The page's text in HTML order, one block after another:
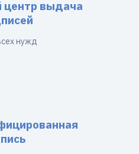
выдача
нужд